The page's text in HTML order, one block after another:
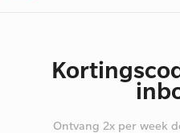
Ontvang 2x per week